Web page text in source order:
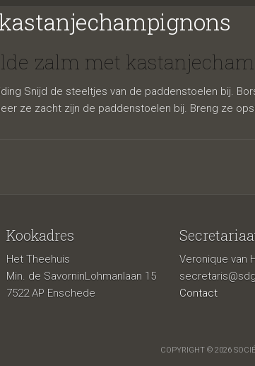
zalm met
Snijd de steeltjes van de paddenstoelen bij.
ze zacht zijn de paddenstoelen bij. Breng ze
Kookadres
Het Theehuis
Min. de SavorninLohmanlaan 15
7522 AP Enschede
Veronique van
Contact
COPYRIGHT © 2026